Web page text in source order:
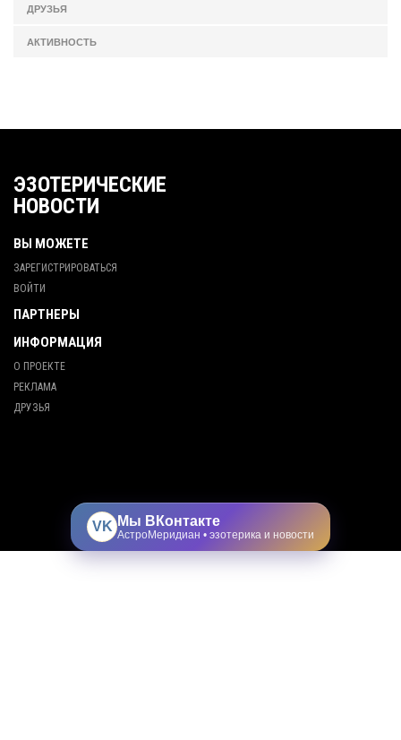
ДРУЗЬЯ
АКТИВНОСТЬ
ЭЗОТЕРИЧЕСКИЕ
НОВОСТИ
ВЫ МОЖЕТЕ
ЗАРЕГИСТРИРОВАТЬСЯ
ВОЙТИ
ПАРТНЕРЫ
ИНФОРМАЦИЯ
О ПРОЕКТЕ
РЕКЛАМА
ДРУЗЬЯ
VK Мы ВКонтакте
АстроМеридиан • эзотерика и новости